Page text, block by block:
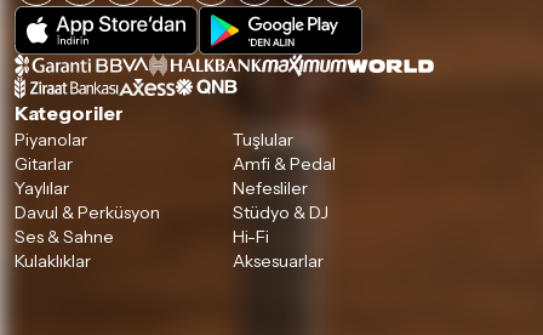
Kategoriler
Piyanolar
Tuşlular
Gitarlar
Amfi & Pedal
Yaylılar
Nefesliler
Davul & Perküsyon
Stüdyo & DJ
Ses & Sahne
Hi-Fi
Kulaklıklar
Aksesuarlar